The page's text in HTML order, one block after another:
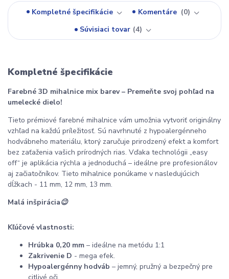
Kompletné špecifikácie Komentáre
0
Súvisiaci tovar 4
Kompletné špecifikácie
Farebné 3D mihalnice mix barev – Premeňte svoj pohľad na
umelecké dielo!
Tieto prémiové farebné mihalnice vám umožnia vytvoriť originálny
vzhľad na každú príležitosť. Sú navrhnuté z hypoalergénneho
hodvábneho materiálu, ktorý zaručuje prirodzený efekt a komfort
bez zaťaženia vašich prírodných rias. Vďaka technológii „easy
off“ je aplikácia rýchla a jednoduchá – ideálne pre profesionálov
aj začiatočníkov. Tieto mihalnice ponúkame v nasledujúcich
dĺžkach - 11 mm, 12 mm, 13 mm.
Malá inšpirácia😉
Kľúčové vlastnosti:
Hrúbka 0,20 mm – ideálne na metódu 1:1
Zakrivenie D - mega efek.
Hypoalergénny hodváb – jemný, pružný a bezpečný pre